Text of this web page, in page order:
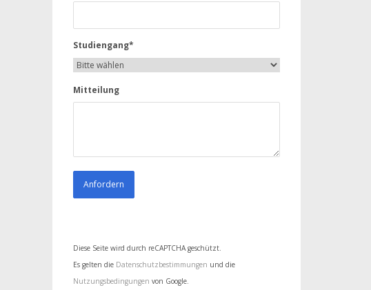
Studiengang*
Mitteilung
Diese Seite wird durch reCAPTCHA geschützt.
Es gelten die Datenschutzbestimmungen und die
Nutzungsbedingungen von Google.